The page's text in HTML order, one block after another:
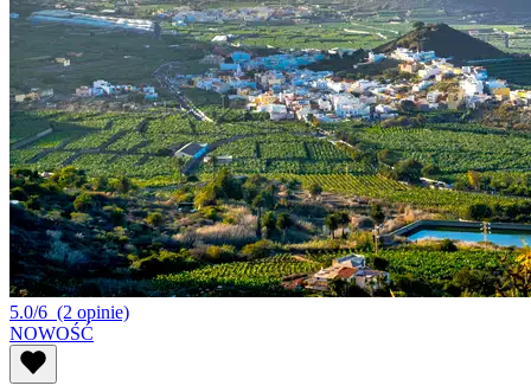
5.0/6 (2 opinie)
NOWOŚĆ